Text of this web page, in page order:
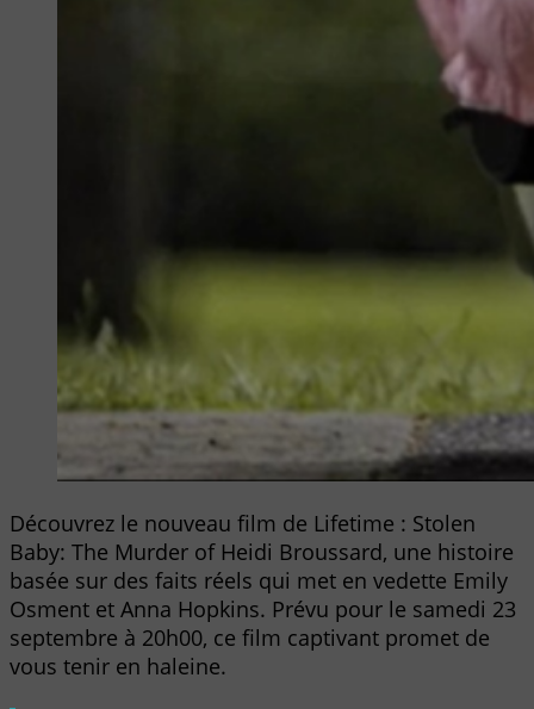
Découvrez le nouveau film de Lifetime : Stolen
Baby: The Murder of Heidi Broussard, une histoire
basée sur des faits réels qui met en vedette Emily
Osment et Anna Hopkins. Prévu pour le samedi 23
septembre à 20h00, ce film captivant promet de
vous tenir en haleine.